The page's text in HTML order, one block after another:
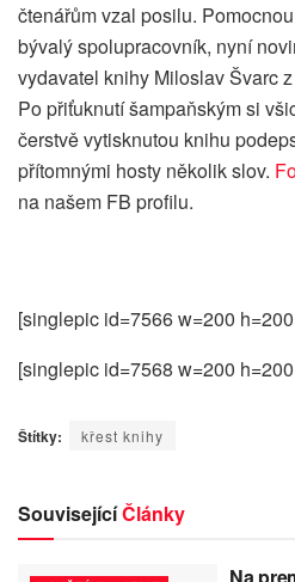
čtenářům vzal posilu.
bývalý spolupracovník, nyní
vydavatel knihy Miloslav Švarc
Po přiťuknutí šampaňským si
čerstvě vytisknutou knihu
přítomnými hosty několik slov.
na našem FB profilu.
[singlepic id=7566 w=200
[singlepic id=7568 w=200
Štítky: křest knihy
SouvisejícíČlánky